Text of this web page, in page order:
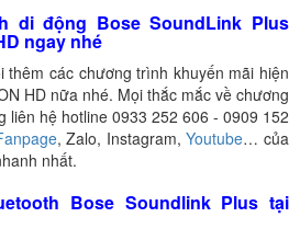
di động Bose SoundLink Plus
ngay nhé
thêm các chương trình khuyến mãi hiện
HD nữa nhé. Mọi thắc mắc về chương
liên hệ hotline 0933 252 606 - 0909 152
, Zalo, Instagram,Youtube… của
nhất.
Bose Soundlink Plus tại